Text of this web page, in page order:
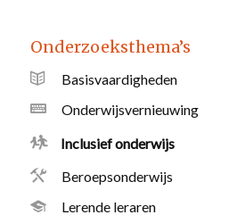
Onderzoeksthema’s
Basisvaardigheden
Onderwijsvernieuwing
Inclusief onderwijs
Beroepsonderwijs
Lerende leraren